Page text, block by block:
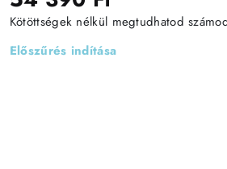
Kötöttségek nélkül megtudhatod
Előszűrés indítása